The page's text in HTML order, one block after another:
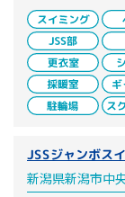
JSSジャンボス
新潟県新潟市中